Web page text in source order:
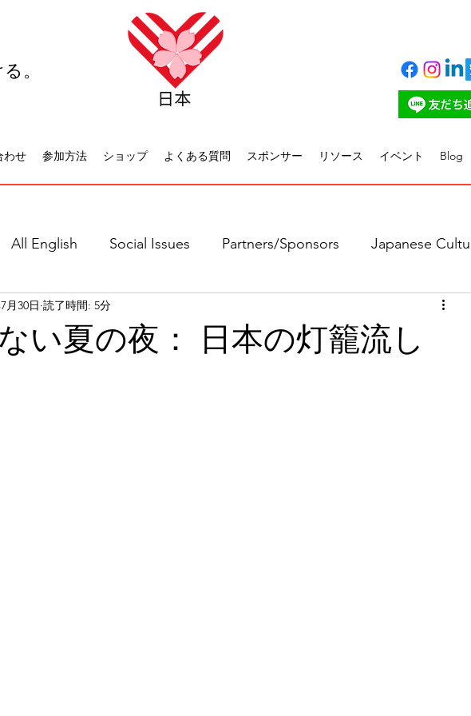
。
わせ 参加方法 ショップ よくある質問 スポンサー リソース イベント Blog
All English Social Issues Partners/Sponsors Japanese
語全て 社会問題
い夏の夜： 日本の灯籠流し
月30日 読了時間: 5分
価されています。